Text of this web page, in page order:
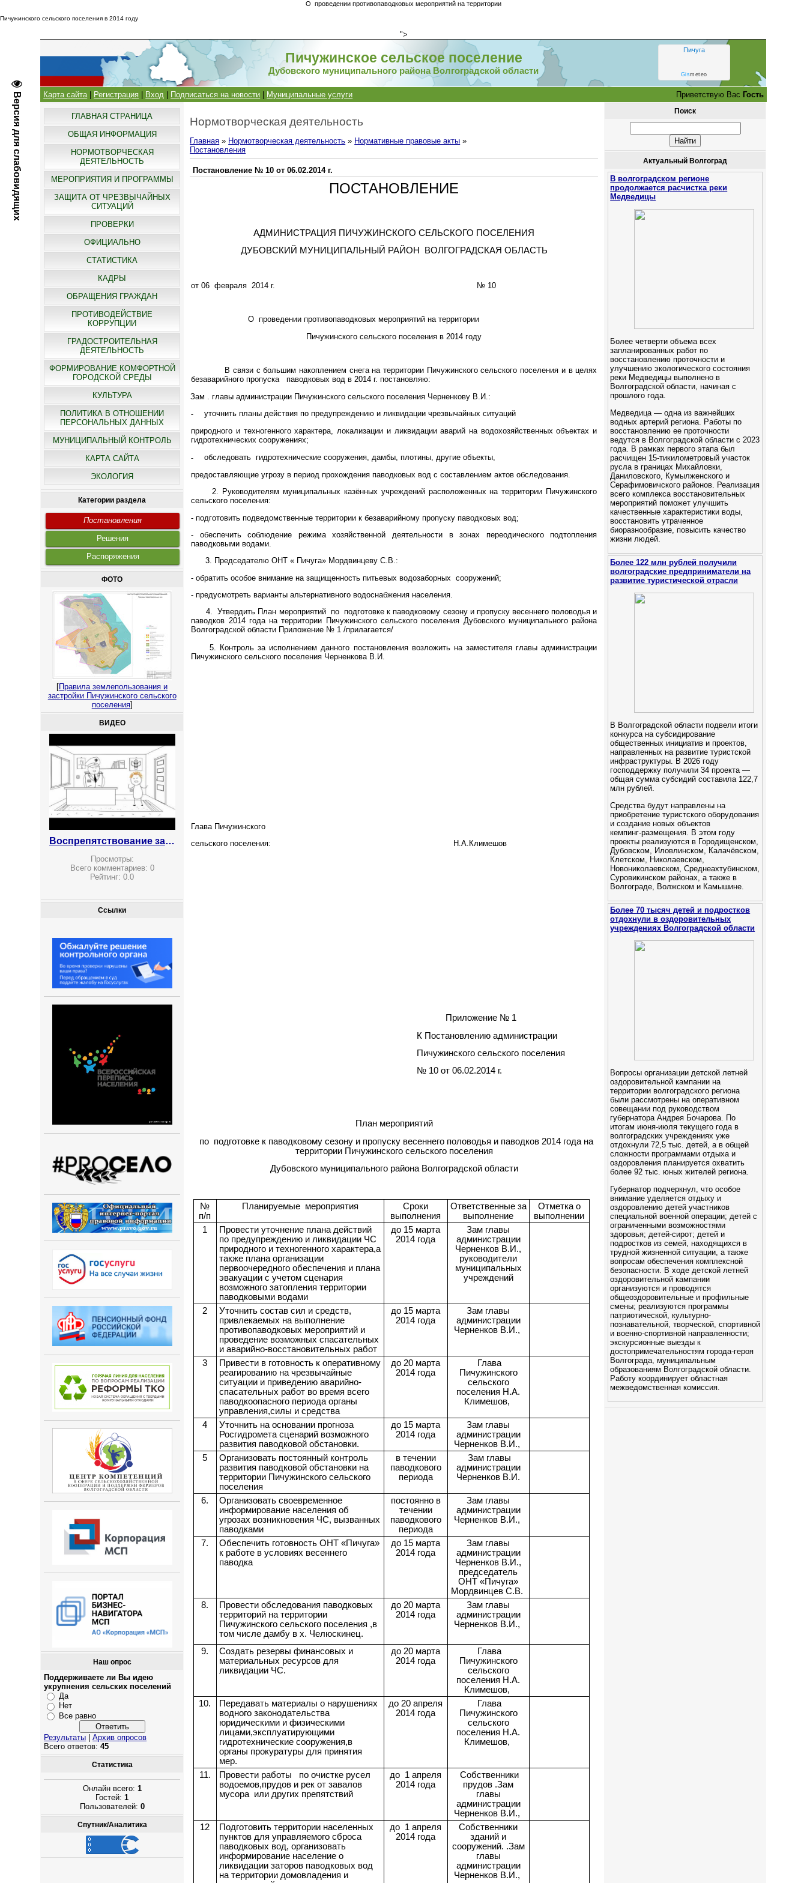
Версия для слабовидящих
О проведении противопаводковых мероприятий на территории
Пичужинского сельского поселения в 2014 году
">
Пичужинское сельское поселение
Дубовского муниципального района Волгоградской области
Пичуга
Gismeteo
Карта сайта | Регистрация | Вход | Подписаться на новости | Муниципальные услуги Приветствую Вас Гость
ГЛАВНАЯ СТРАНИЦА
ОБЩАЯ ИНФОРМАЦИЯ
НОРМОТВОРЧЕСКАЯ
ДЕЯТЕЛЬНОСТЬ
МЕРОПРИЯТИЯ И ПРОГРАММЫ
ЗАЩИТА ОТ ЧРЕЗВЫЧАЙНЫХ
СИТУАЦИЙ
ПРОВЕРКИ
ОФИЦИАЛЬНО
СТАТИСТИКА
КАДРЫ
ОБРАЩЕНИЯ ГРАЖДАН
ПРОТИВОДЕЙСТВИЕ
КОРРУПЦИИ
ГРАДОСТРОИТЕЛЬНАЯ
ДЕЯТЕЛЬНОСТЬ
ФОРМИРОВАНИЕ КОМФОРТНОЙ
ГОРОДСКОЙ СРЕДЫ
КУЛЬТУРА
ПОЛИТИКА В ОТНОШЕНИИ
ПЕРСОНАЛЬНЫХ ДАННЫХ
МУНИЦИПАЛЬНЫЙ КОНТРОЛЬ
КАРТА САЙТА
ЭКОЛОГИЯ
Категории раздела
Постановления
Решения
Распоряжения
ФОТО
[Правила землепользования и
застройки Пичужинского сельского
поселения]
ВИДЕО
Воспрепятствование законной предпринимательской деятельности
Просмотры:
Всего комментариев: 0
Рейтинг:0.0
Ссылки
Наш опрос
Поддерживаете ли Вы идею
укрупнения сельских поселений
Да
Нет
Все равно
Результаты |Архив опросов
Всего ответов:45
Статистика
Онлайн всего: 1
Гостей:1
Пользователей: 0
Спутник/Аналитика
Нормотворческая деятельность
Главная » Нормотворческая деятельность » Нормативные правовые акты »
Постановления
Постановление № 10 от 06.02.2014 г.
ПОСТАНОВЛЕНИЕ
АДМИНИСТРАЦИЯ ПИЧУЖИНСКОГО СЕЛЬСКОГО ПОСЕЛЕНИЯ
ДУБОВСКИЙ МУНИЦИПАЛЬНЫЙ РАЙОН ВОЛГОГРАДСКАЯ ОБЛАСТЬ
от 06 февраля 2014 г. № 10
О проведении противопаводковых мероприятий на территории
Пичужинского сельского поселения в 2014 году
В cвязи с большим накоплением снега на территории Пичужинского сельского поселения и в целях
безаварийного пропуска паводковых вод в2014 г. постановляю:
Зам . главы администрации Пичужинского сельского поселения Черненкову В.И.:
-
уточнить планы действия по предупреждению и ликвидации чрезвычайных ситуаций
природного и техногенного характера, локализации и ликвидации аварий на водохозяйственных объектах и
гидротехнических сооружениях;
-
обследовать гидротехнические сооружения, дамбы, плотины, другие объекты,
предоставляющие угрозу в период прохождения паводковых вод с составлением актов обследования.
2. Руководителям муниципальных казённых учреждений расположенных на территории Пичужинского
сельского поселения:
- подготовить подведомственные территории к безаварийному пропуску паводковых вод;
- обеспечить соблюдение режима хозяйственной деятельности в зонах переодического подтопления
паводковыми водами.
3. Председателю ОНТ « Пичуга» Мордвинцеву С.В.:
- обратить особое внимание на защищенность питьевых водозаборных сооружений;
- предусмотреть варианты альтернативного водоснабжения населения.
4. Утвердить План мероприятий по подготовке к паводковому сезону и пропуску весеннего половодья и
паводков 2014 года на территории Пичужинского сельского поселения Дубовского муниципального района
Волгоградской области Приложение № 1 /прилагается/
5. Контроль за исполнением данного постановления возложить на заместителя главы администрации
Пичужинского сельского поселения Черненкова В.И.
Глава Пичужинского
сельского поселения: Н.А.Климешов
Приложение № 1
К Постановлению администрации
Пичужинского сельского поселения
№ 10 от 06.02.2014 г.
План мероприятий
по подготовке к паводковому сезону и пропуску весеннего половодья и паводков 2014 года на
территории Пичужинского сельского поселения
Дубовского муниципального района Волгоградской области
№
п/п
Планируемые мероприятия
Сроки
выполнения
Ответственные за
выполнение
Отметка о
выполнении
1
Провести уточнение плана действий
по предупреждению и ликвидации ЧС
природного и техногенного характера,а
также плана организации
первоочередного обеспечения и плана
эвакуации с учетом сценария
возможного затопления территории
паводковыми водами
до 15 марта
2014 года
Зам главы
администрации
Черненков В.И.,
руководители
муниципальных
учреждений
2
Уточнить состав сил и средств,
привлекаемых на выполнение
противопаводковых мероприятий и
проведение возможных спасательных
и аварийно-восстановительных работ
до 15 марта
2014 года
Зам главы
администрации
Черненков В.И.,
3
Привести в готовность к оперативному
реагированию на чрезвычайные
ситуации и приведению аварийно-
спасательных работ во время всего
паводкоопасного периода органы
управления,силы и средства
до 20 марта
2014 года
Глава
Пичужинского
сельского
поселения Н.А.
Климешов,
4
Уточнить на основании прогноза
Росгидромета сценарий возможного
развития паводковой обстановки.
до 15 марта
2014 года
Зам главы
администрации
Черненков В.И.,
5
Организовать постоянный контроль
развития паводковой обстановки на
территории Пичужинского сельского
поселения
в течении
паводкового
периода
Зам главы
администрации
Черненков В.И.
6.
Организовать своевременное
информирование населения об
угрозах возникновения ЧС, вызванных
паводками
постоянно в
течении
паводкового
периода
Зам главы
администрации
Черненков В.И.,
7.
Обеспечить готовность ОНТ «Пичуга»
к работе в условиях весеннего
паводка
до 15 марта
2014 года
Зам главы
администрации
Черненков В.И.,
председатель
ОНТ «Пичуга»
Мордвинцев С.В.
8.
Провести обследования паводковых
территорий на территории
Пичужинского сельского поселения ,в
том числе дамбу в х. Челюскинец.
до 20 марта
2014 года
Зам главы
администрации
Черненков В.И.,
9.
Создать резервы финансовых и
материальных ресурсов для
ликвидации ЧС.
до 20 марта
2014 года
Глава
Пичужинского
сельского
поселения Н.А.
Климешов,
10.
Передавать материалы о нарушениях
водного законодательства
юридическими и физическими
лицами,эксплуатирующими
гидротехнические сооружения,в
органы прокуратуры для принятия
мер.
до 20 апреля
2014 года
Глава
Пичужинского
сельского
поселения Н.А.
Климешов,
11.
Провести работы по очистке русел
водоемов,прудов и рек от завалов
мусора или других препятствий
до 1 апреля
2014 года
Собственники
прудов .Зам
главы
администрации
Черненков В.И.,
12
Подготовить территории населенных
пунктов для управляемого сброса
паводковых вод, организовать
информирование население о
ликвидации заторов паводковых вод
на территории домовладения и
до 1 апреля
2014 года
Собственники
зданий и
сооружений. .Зам
главы
администрации
Черненков В.И.,
Поиск
Актуальный Волгоград
В волгоградском регионе
продолжается расчистка реки
Медведицы
Более четверти объема всех
запланированных работ по
восстановлению проточности и
улучшению экологического состояния
реки Медведицы выполнено в
Волгоградской области, начиная с
прошлого года.
Медведица — одна из важнейших
водных артерий региона. Работы по
восстановлению ее проточности
ведутся в Волгоградской области с 2023
года. В рамках первого этапа был
расчищен 15-тикилометровый участок
русла в границах Михайловки,
Даниловского, Кумылженского и
Серафимовичского районов. Реализация
всего комплекса восстановительных
мероприятий поможет улучшить
качественные характеристики воды,
восстановить утраченное
биоразнообразие, повысить качество
жизни людей.
Более 122 млн рублей получили
волгоградские предприниматели на
развитие туристической отрасли
В Волгоградской области подвели итоги
конкурса на субсидирование
общественных инициатив и проектов,
направленных на развитие туристской
инфраструктуры. В 2026 году
господдержку получили 34 проекта —
общая сумма субсидий составила 122,7
млн рублей.
Средства будут направлены на
приобретение туристского оборудования
и создание новых объектов
кемпинг‑размещения. В этом году
проекты реализуются в Городищенском,
Дубовском, Иловлинском, Калачёвском,
Клетском, Николаевском,
Новониколаевском, Среднеахтубинском,
Суровикинском районах, а также в
Волгограде, Волжском и Камышине.
Более 70 тысяч детей и подростков
отдохнули в оздоровительных
учреждениях Волгоградской области
Вопросы организации детской летней
оздоровительной кампании на
территории волгоградского региона
были рассмотрены на оперативном
совещании под руководством
губернатора Андрея Бочарова. По
итогам июня-июля текущего года в
волгоградских учреждениях уже
отдохнули 72,5 тыс. детей, а в общей
сложности программами отдыха и
оздоровления планируется охватить
более 92 тыс. юных жителей региона.
Губернатор подчеркнул, что особое
внимание уделяется отдыху и
оздоровлению детей участников
специальной военной операции; детей с
ограниченными возможностями
здоровья; детей-сирот; детей и
подростков из семей, находящихся в
трудной жизненной ситуации, а также
вопросам обеспечения комплексной
безопасности. В ходе детской летней
оздоровительной кампании
организуются и проводятся
общеоздоровительные и профильные
смены; реализуются программы
патриотической, культурно-
познавательной, творческой, спортивной
и военно-спортивной направленности;
экскурсионные выезды к
достопримечательностям города-героя
Волгограда, муниципальным
образованиям Волгоградской области.
Работу координирует областная
межведомственная комиссия.